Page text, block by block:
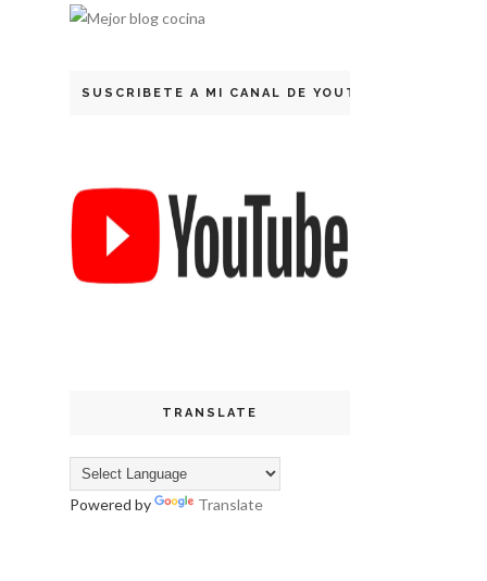
SUSCRIBETE A MI CANAL DE YOUTUBE
TRANSLATE
Powered by Translate